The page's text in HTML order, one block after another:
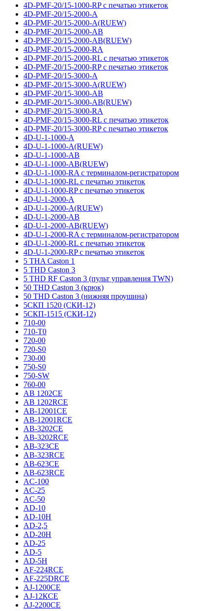
4D-PMF-20/15-1000-RP с печатью этикеток
4D-PMF-20/15-2000-A
4D-PMF-20/15-2000-A(RUEW)
4D-PMF-20/15-2000-AB
4D-PMF-20/15-2000-AB(RUEW)
4D-PMF-20/15-2000-RA
4D-PMF-20/15-2000-RL с печатью этикеток
4D-PMF-20/15-2000-RP с печатью этикеток
4D-PMF-20/15-3000-A
4D-PMF-20/15-3000-A(RUEW)
4D-PMF-20/15-3000-AB
4D-PMF-20/15-3000-AB(RUEW)
4D-PMF-20/15-3000-RA
4D-PMF-20/15-3000-RL с печатью этикеток
4D-PMF-20/15-3000-RP с печатью этикеток
4D-U-1-1000-A
4D-U-1-1000-A(RUEW)
4D-U-1-1000-AB
4D-U-1-1000-AB(RUEW)
4D-U-1-1000-RA с терминалом-регистратором
4D-U-1-1000-RL с печатью этикеток
4D-U-1-1000-RP с печатью этикеток
4D-U-1-2000-A
4D-U-1-2000-A(RUEW)
4D-U-1-2000-AB
4D-U-1-2000-AB(RUEW)
4D-U-1-2000-RA с терминалом-регистратором
4D-U-1-2000-RL с печатью этикеток
4D-U-1-2000-RP с печатью этикеток
5 THA Caston 1
5 THD Caston 3
5 THD RF Caston 3 (пульт управления TWN)
50 THD Caston 3 (крюк)
50 THD Caston 3 (нижняя проушина)
5СКП 1520 (СКИ-12)
5СКП-1515 (СКИ-12)
710-00
710-T0
720-00
720-S0
730-00
750-S0
750-SW
760-00
AB 1202CE
AB 1202RCE
AB-12001CE
AB-12001RCE
AB-3202CE
AB-3202RCE
AB-323CE
AB-323RCE
AB-623CE
AB-623RCE
AC-100
AC-25
AC-50
AD-10
AD-10H
AD-2,5
AD-20H
AD-25
AD-5
AD-5H
AF-224RCE
AF-225DRCE
AJ-1200CE
AJ-12КCE
AJ-2200CE